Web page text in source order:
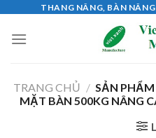
content
THANG NÂNG, BÀN
TRANG CHỦ / SẢN
MẶT BÀN 500KG NÂNG